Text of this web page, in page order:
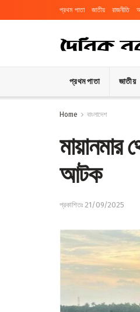
প্রথম পাতা জাতীয় রাজনীতি
প্রথম পাতা জাতীয়
Home বাংলাদেশ
মায়ানমার
আটক
প্রকাশিতঃ 21/09/2025